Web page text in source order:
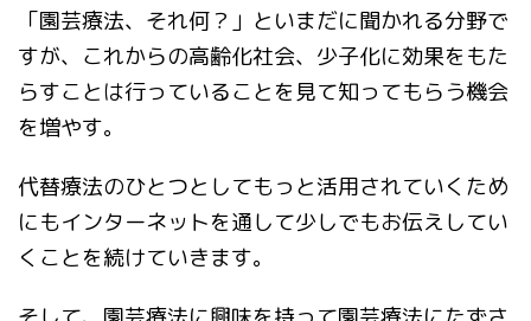
「園芸療法、それ何？」といまだに聞かれる分野で
すが、これからの高齢化社会、少子化に効果をもた
らすことは行っていることを見て知ってもらう機会
を増やす。
代替療法のひとつとしてもっと活用されていくため
にもインターネットを通して少しでもお伝えしてい
くことを続けていきます。